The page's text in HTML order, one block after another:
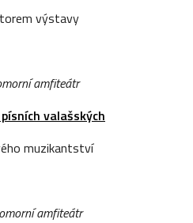
výstavy
amfiteátr
valašských
muzikantství
amfiteátr